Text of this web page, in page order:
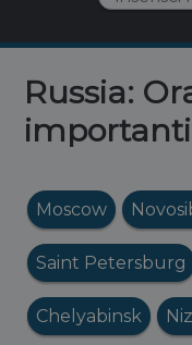
Russia:
Moscow
Saint Petersburg
Chelyabinsk